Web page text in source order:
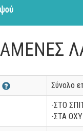
Σύνολο
-ΣΤΟ
-ΣΤΑ